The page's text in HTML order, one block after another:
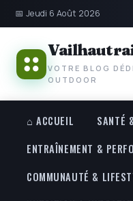
📅 Jeudi 6 Août 2026
VOTRE BLOG
OUTDOOR
⌂ ACCUEIL
SANTÉ
ENTRAÎNEMENT &
COMMUNAUTÉ &